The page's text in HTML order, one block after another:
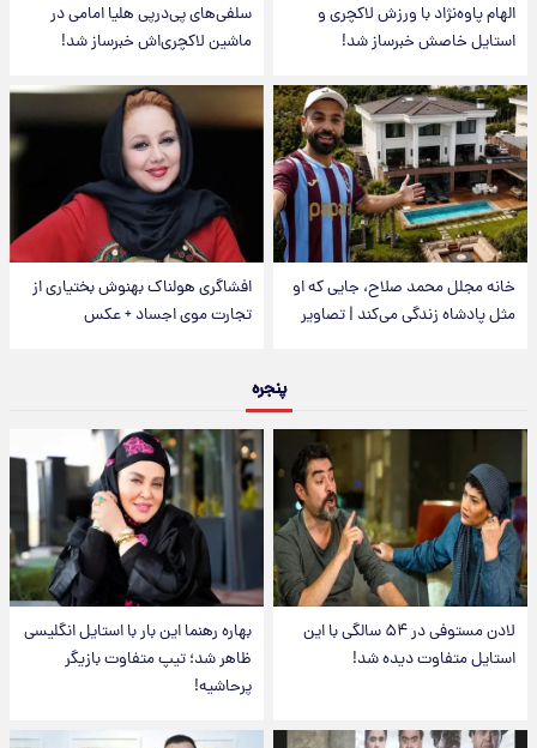
الهام پاوه‌نژاد با ورزش لاکچری و
استایل خاصش خبرساز شد!
سلفی‌های پی‌درپی هلیا امامی در
ماشین لاکچری‌اش خبرساز شد!
خانه مجلل محمد صلاح، جایی که او
مثل پادشاه زندگی می‌کند | تصاویر
افشاگری هولناک بهنوش بختیاری از
تجارت موی اجساد + عکس
پنجره
لادن مستوفی در ۵۴ سالگی با این
استایل متفاوت دیده شد!
بهاره رهنما این بار با استایل انگلیسی
ظاهر شد؛ تیپ متفاوت بازیگر
پرحاشیه!